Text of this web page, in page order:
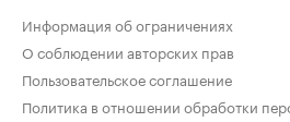
Информация об ограничениях
О соблюдении авторских прав
Пользовательское соглашение
Политика в отношении обработки